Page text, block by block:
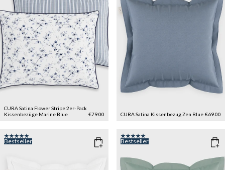
CURA Satina Flower Stripe 2er-Pack
Kissenbezüge Marine Blue €79.00 CURA Satina KissenbezugZen Blue €69.00
Bestseller Bestseller